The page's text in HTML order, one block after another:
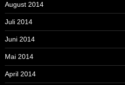
August 2014
Juli 2014
Juni 2014
Mai 2014
April 2014